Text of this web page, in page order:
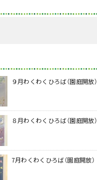
９月わくわくひろば（園庭開放）
８月わくわくひろば（園庭開放）
7月わくわくひろば（園庭開放）